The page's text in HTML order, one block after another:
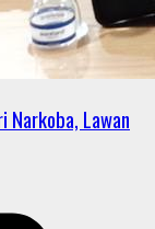
Narkoba, Lawan